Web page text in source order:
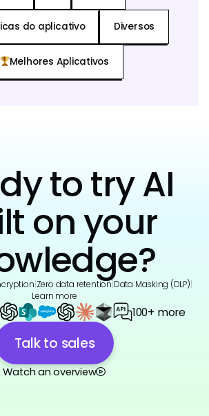
do aplicativo Diversos
Melhores Aplicativos
to try AI
on your
Zero data retention Data Masking (DLP)
Learn more
100+ more
Talk to sales
Watch an overview